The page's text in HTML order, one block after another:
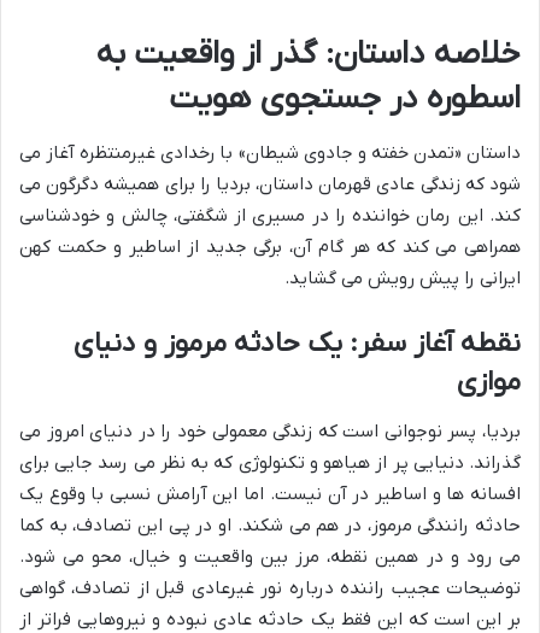
خلاصه داستان: گذر از واقعیت به
اسطوره در جستجوی هویت
داستان «تمدن خفته و جادوی شیطان» با رخدادی غیرمنتظره آغاز می
شود که زندگی عادی قهرمان داستان، بردیا را برای همیشه دگرگون می
کند. این رمان خواننده را در مسیری از شگفتی، چالش و خودشناسی
همراهی می کند که هر گام آن، برگی جدید از اساطیر و حکمت کهن
ایرانی را پیش رویش می گشاید.
نقطه آغاز سفر: یک حادثه مرموز و دنیای
موازی
بردیا، پسر نوجوانی است که زندگی معمولی خود را در دنیای امروز می
گذراند. دنیایی پر از هیاهو و تکنولوژی که به نظر می رسد جایی برای
افسانه ها و اساطیر در آن نیست. اما این آرامش نسبی با وقوع یک
حادثه رانندگی مرموز، در هم می شکند. او در پی این تصادف، به کما
می رود و در همین نقطه، مرز بین واقعیت و خیال، محو می شود.
توضیحات عجیب راننده درباره نور غیرعادی قبل از تصادف، گواهی
بر این است که این فقط یک حادثه عادی نبوده و نیروهایی فراتر از